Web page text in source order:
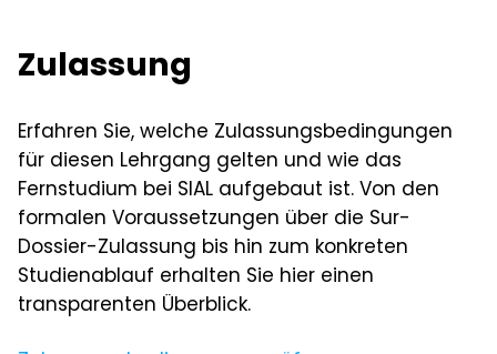
Eidgenössischer Fachausweis
Zulassung
Erfahren Sie, welche Zulassungsbedingungen
für diesen Lehrgang gelten und wie das
Fernstudium bei SIAL aufgebaut ist. Von den
formalen Voraussetzungen über die Sur-
Dossier-Zulassung bis hin zum konkreten
Studienablauf erhalten Sie hier einen
transparenten Überblick.